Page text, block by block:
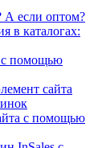
А если оптом?
в каталогах:
с помощью
сайта
с помощью